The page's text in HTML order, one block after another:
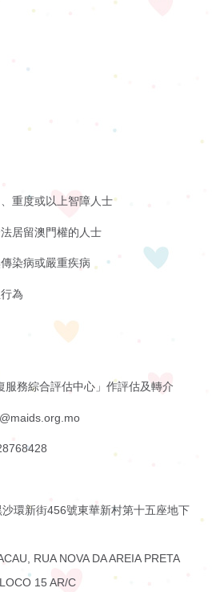
重度或以上智障人士
居留澳門權的人士
染病或嚴重疾病
為
服務綜合評估中心」作評估及轉介
環新街456號東華新村第十五座地下
NOVA DA AREIA PRETA
15 AR/C